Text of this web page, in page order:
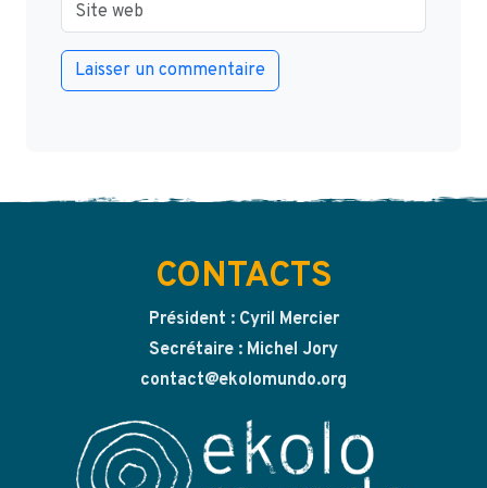
CONTACTS
Président : Cyril Mercier
Secrétaire : Michel Jory
contact@ekolomundo.org